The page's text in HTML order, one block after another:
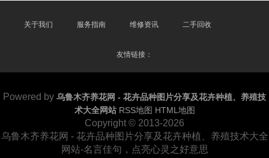
关于我们 服务指南 维修资讯 二手回收
友情链接：
Powered by 乌鲁木齐养花网 - 花卉品种图片分享及花卉种植、养殖技
术大全网站 RSS地图 HTML地图
Copyright © 2013-2026
乌鲁木齐养花网 - 花卉品种图片分享及花卉种植、养殖技术大全
网站-名言佳句，点亮心灵之好意思